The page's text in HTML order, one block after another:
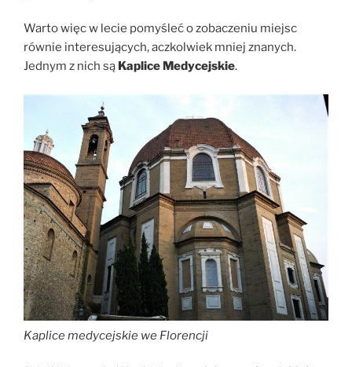
Warto więc w lecie pomyśleć o zobaczeniu miejsc
równie interesujących, aczkolwiek mniej znanych.
Jednym z nich są Kaplice Medycejskie.
Kaplice medycejskie we Florencji